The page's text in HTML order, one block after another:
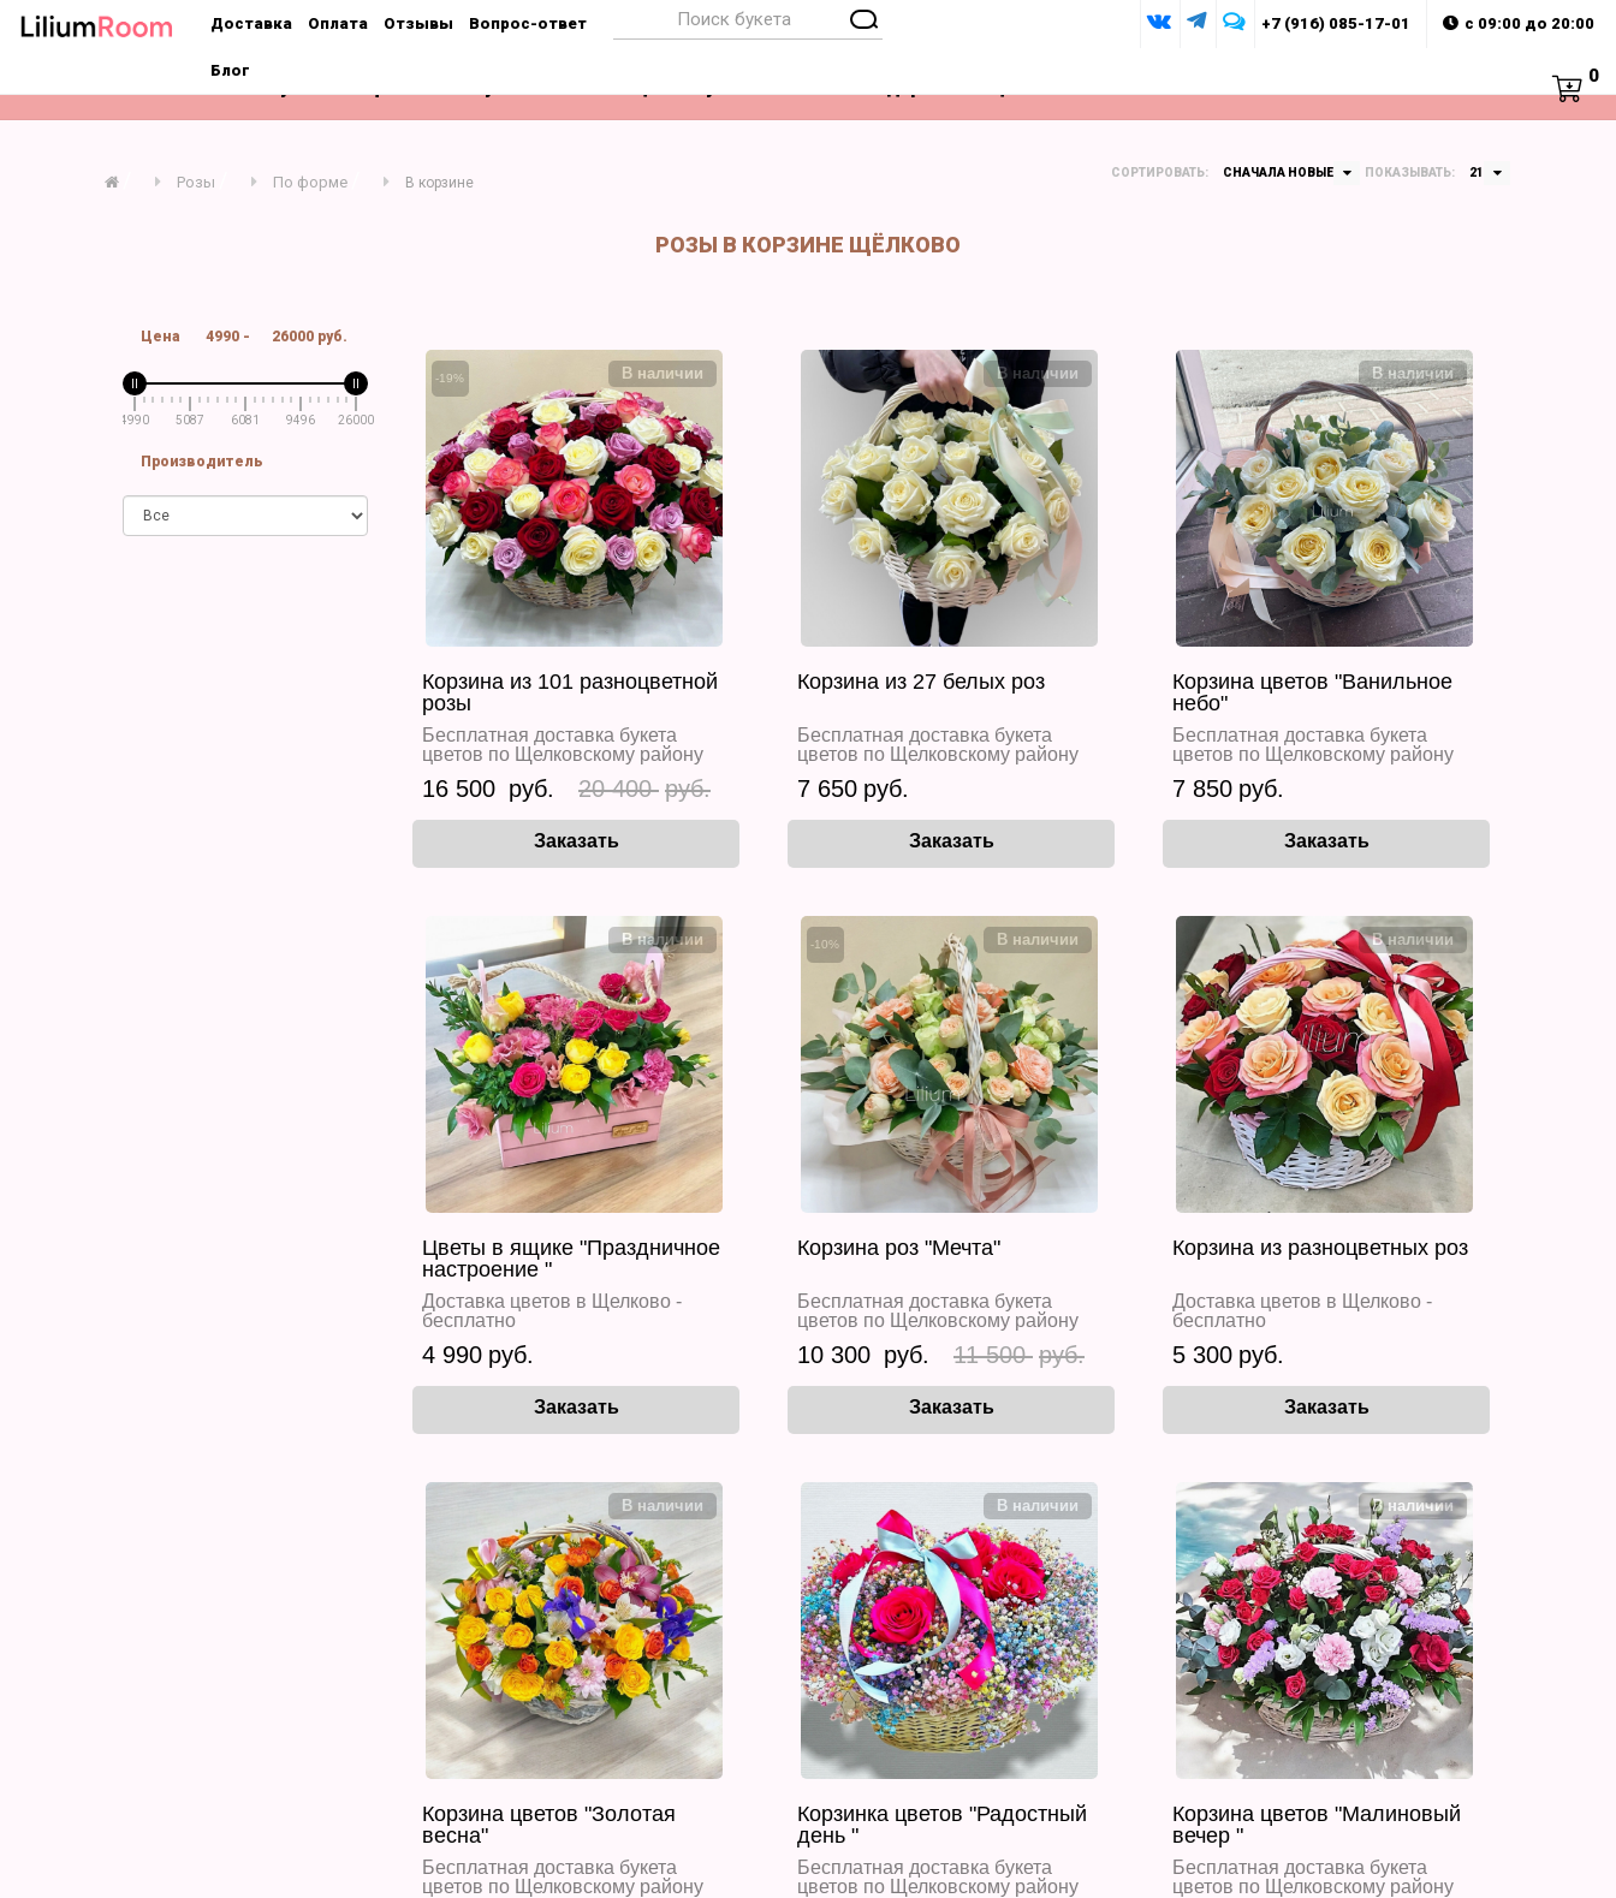
Доставка Оплата Отзывы Вопрос-ответ
Блог
+7 (916) 085-17-01 с 09:00 до 20:00
0
Розы По форме В корзине
СОРТИРОВАТЬ: СНАЧАЛА НОВЫЕ ПОКАЗЫВАТЬ: 21
РОЗЫ В КОРЗИНЕ ЩЁЛКОВО
Цена 4990 - 26000 руб.
4990 5087 6081 9496 26000
Производитель
-19%
Корзина из 101 разноцветной
розы
Бесплатная доставка букета
цветов по Щелковскому району
16 500 20 400
Корзина из 27 белых роз
Бесплатная доставка букета
цветов по Щелковскому району
7 650
Корзина цветов "Ванильное
небо"
Бесплатная доставка букета
цветов по Щелковскому району
7 850
Цветы в ящике "Праздничное
настроение "
Доставка цветов в Щелково -
бесплатно
4 990
-10%
Корзина роз "Мечта"
Бесплатная доставка букета
цветов по Щелковскому району
10 300 11 500
Корзина из разноцветных роз
Доставка цветов в Щелково -
бесплатно
5 300
Корзина цветов "Золотая
весна"
Бесплатная доставка букета
цветов по Щелковскому району
Корзинка цветов "Радостный
день "
Бесплатная доставка букета
цветов по Щелковскому району
Корзина цветов "Малиновый
вечер "
Бесплатная доставка букета
цветов по Щелковскому району